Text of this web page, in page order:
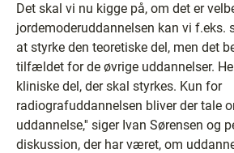
Det skal vi nu kigge på, om det er
jordemoderuddannelsen kan vi f.eks.
at styrke den teoretiske del, men det
tilfældet for de øvrige uddannelser.
kliniske del, der skal styrkes. Kun for
radiografuddannelsen bliver der tale
uddannelse,'' siger Ivan Sørensen og
diskussion, der har været, om